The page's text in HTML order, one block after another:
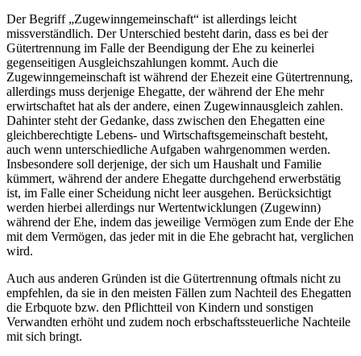
Der Begriff „Zugewinngemeinschaft“ ist allerdings leicht
missverständlich. Der Unterschied besteht darin, dass es bei der
Gütertrennung im Falle der Beendigung der Ehe zu keinerlei
gegenseitigen Ausgleichszahlungen kommt. Auch die
Zugewinngemeinschaft ist während der Ehezeit eine Gütertrennung,
allerdings muss derjenige Ehegatte, der während der Ehe mehr
erwirtschaftet hat als der andere, einen Zugewinnausgleich zahlen.
Dahinter steht der Gedanke, dass zwischen den Ehegatten eine
gleichberechtigte Lebens- und Wirtschaftsgemeinschaft besteht,
auch wenn unterschiedliche Aufgaben wahrgenommen werden.
Insbesondere soll derjenige, der sich um Haushalt und Familie
kümmert, während der andere Ehegatte durchgehend erwerbstätig
ist, im Falle einer Scheidung nicht leer ausgehen. Berücksichtigt
werden hierbei allerdings nur Wertentwicklungen (Zugewinn)
während der Ehe, indem das jeweilige Vermögen zum Ende der Ehe
mit dem Vermögen, das jeder mit in die Ehe gebracht hat, verglichen
wird.
Auch aus anderen Gründen ist die Gütertrennung oftmals nicht zu
empfehlen, da sie in den meisten Fällen zum Nachteil des Ehegatten
die Erbquote bzw. den Pflichtteil von Kindern und sonstigen
Verwandten erhöht und zudem noch erbschaftssteuerliche Nachteile
mit sich bringt.